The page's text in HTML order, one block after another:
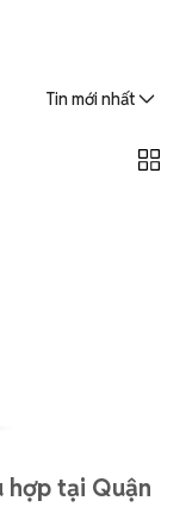
Tin mới nhất
hợp tại Quận